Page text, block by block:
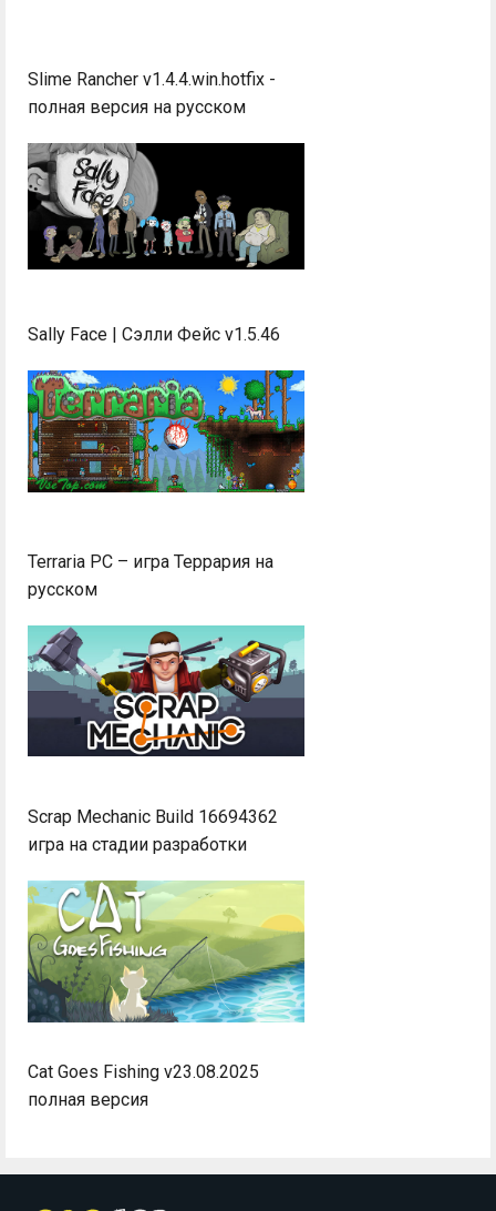
Slime Rancher v1.4.4.win.hotfix -
полная версия на русском
Sally Face | Сэлли Фейс v1.5.46
Terraria PC – игра Террария на
русском
Scrap Mechanic Build 16694362
игра на стадии разработки
Cat Goes Fishing v23.08.2025
полная версия